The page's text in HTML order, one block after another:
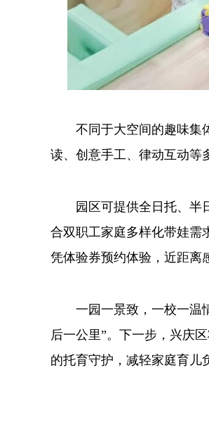
不同于大空间的趣味集体
读、创意手工、律动互动等
园区可提供全日托、半日
合双职工家庭多样化带娃需
凭体验券预约体验，近距离
一园一景致，一校一温情
后一公里”。下一步，兴庆
的托育守护，减轻家庭育儿